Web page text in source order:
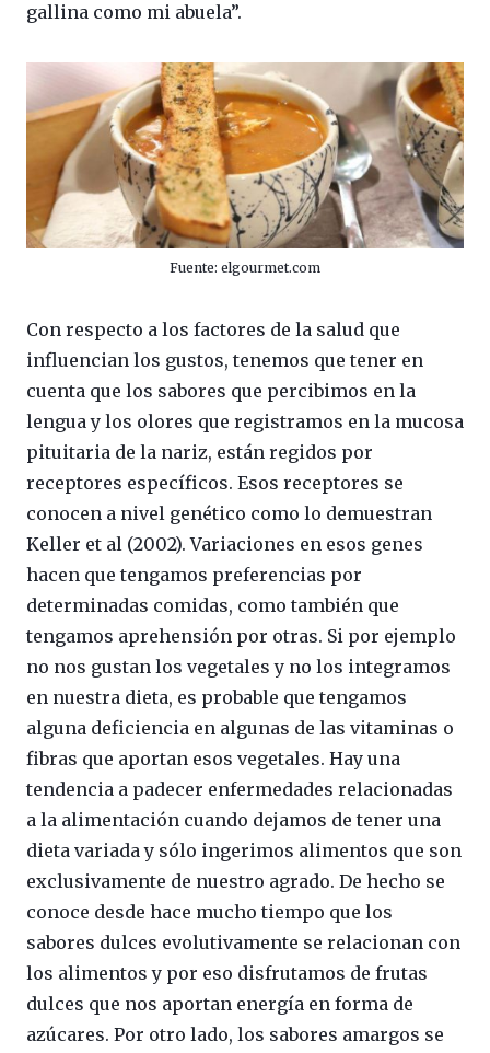
gallina como mi abuela”.
Fuente: elgourmet.com
Con respecto a los factores de la salud que
influencian los gustos, tenemos que tener en
cuenta que los sabores que percibimos en la
lengua y los olores que registramos en la mucosa
pituitaria de la nariz, están regidos por
receptores específicos. Esos receptores se
conocen a nivel genético como lo demuestran
Keller et al (2002). Variaciones en esos genes
hacen que tengamos preferencias por
determinadas comidas, como también que
tengamos aprehensión por otras. Si por ejemplo
no nos gustan los vegetales y no los integramos
en nuestra dieta, es probable que tengamos
alguna deficiencia en algunas de las vitaminas o
fibras que aportan esos vegetales. Hay una
tendencia a padecer enfermedades relacionadas
a la alimentación cuando dejamos de tener una
dieta variada y sólo ingerimos alimentos que son
exclusivamente de nuestro agrado. De hecho se
conoce desde hace mucho tiempo que los
sabores dulces evolutivamente se relacionan con
los alimentos y por eso disfrutamos de frutas
dulces que nos aportan energía en forma de
azúcares. Por otro lado, los sabores amargos se